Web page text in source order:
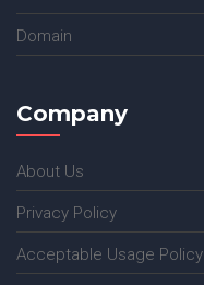
Domain
Company
About Us
Privacy Policy
Acceptable Usage Policy